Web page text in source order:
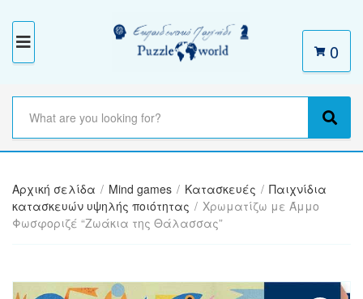
M
N
U
a
t
g
o
r
a
m
S
a
r
h
t
e
S
e
a
0
Αρχική σελίδα / Mind games / Κατασκευές / Παιχνίδια
κατασκευών υψηλής ποιότητας / Χρωματίζω με Άμμο
Φωσφοριζέ “Ζωάκια της Θάλασσας”